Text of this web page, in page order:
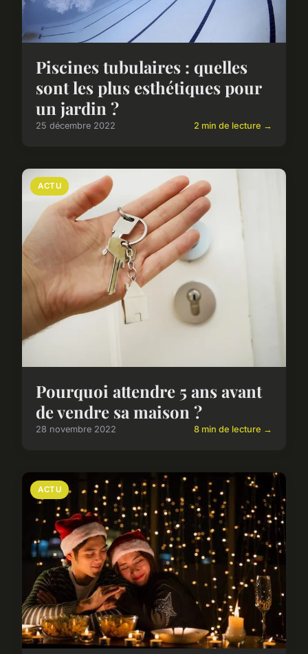
Piscines tubulaires : quelles
sont les plus esthétiques pour
un jardin ?
25 décembre 2022 2 min de lecture →
ACTU
Pourquoi attendre 5 ans avant
de vendre sa maison ?
28 novembre 2022 8 min de lecture →
ACTU